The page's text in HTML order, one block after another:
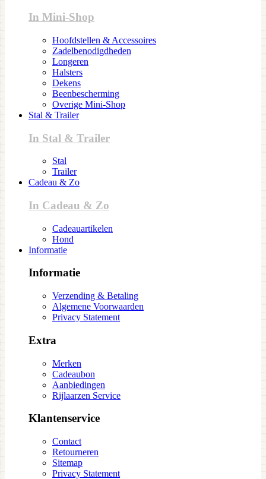
In Mini-Shop
Hoofdstellen & Accessoires
Zadelbenodigdheden
Longeren
Halsters
Dekens
Beenbescherming
Overige Mini-Shop
Stal & Trailer
In Stal & Trailer
Stal
Trailer
Cadeau & Zo
In Cadeau & Zo
Cadeauartikelen
Hond
Informatie
Informatie
Verzending & Betaling
Algemene Voorwaarden
Privacy Statement
Extra
Merken
Cadeaubon
Aanbiedingen
Rijlaarzen Service
Klantenservice
Contact
Retourneren
Sitemap
Privacy Statement